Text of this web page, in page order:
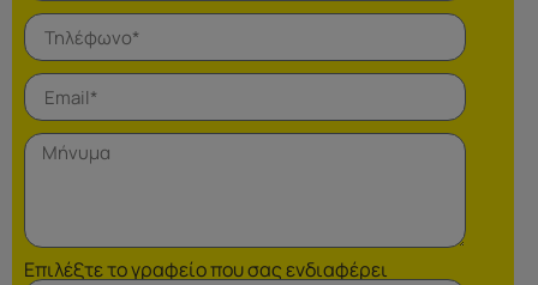
Επιλέξτε το γραφείο που σας ενδιαφέρει